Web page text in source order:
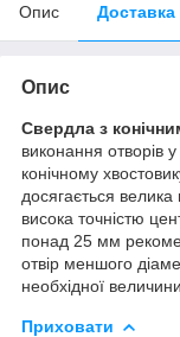
Опис Доставка
Опис
Свердла з
виконання отворів
конічному
досягається велика
висока точністю
понад 25 мм
отвір меншого
необхідної величини.
Приховати